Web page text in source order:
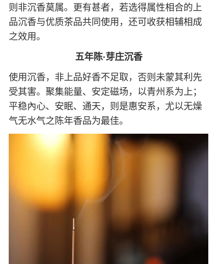
则非沉香莫属。更有甚者，若选得属性相合的上
品沉香与优质茶品共同使用，还可收获相辅相成
之效用。
五年陈·芽庄沉香
使用沉香，非上品好香不足取，否则未蒙其利先
受其害。聚集能量、安定磁场，以青州系为上；
平稳內心、安眠、通天，则是惠安系，尤以无燥
气无水气之陈年香品为最佳。